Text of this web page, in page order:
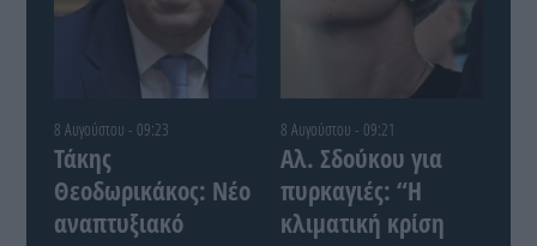
8 Αυγούστου - 09:23
Τάκης
Θεοδωρικάκος: Νέο
αναπτυξιακό
8 Αυγούστου - 09:21
Αλ. Σδούκου για
πυρκαγιές: “Η
κλιματική κρίση